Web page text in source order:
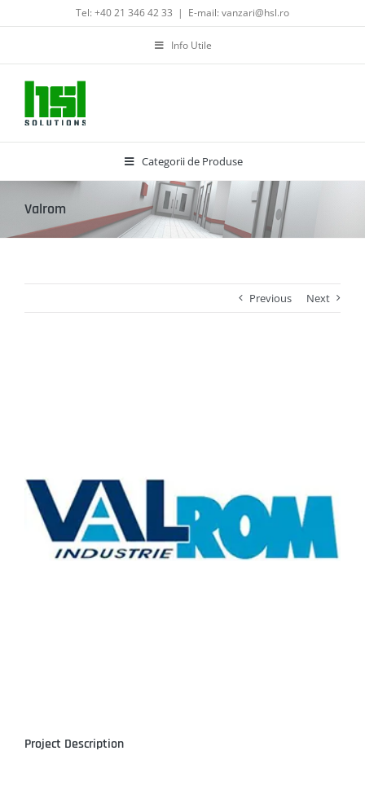
to
Tel: +40 21 346 42 33 | E-mail: vanzari@hsl.ro
Info Utile
Categorii de Produse
Valrom
Previous Next
Project Description